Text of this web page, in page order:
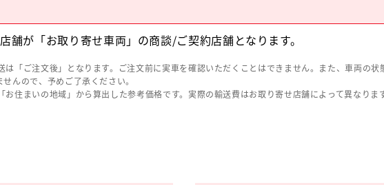
舗が「お取り寄せ車両」の商談/ご契約店舗となります。
は「ご注文後」となります。ご注文前に実車を確認いただくことはできません。また、車両の状
んので、予めご了承ください。
お住まいの地域」から算出した参考価格です。実際の輸送費はお取り寄せ店舗によって異なりま